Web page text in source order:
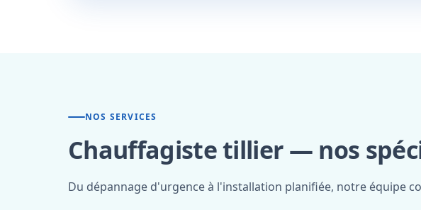
NOS SERVICES
Chauffagiste tillier — nos
Du dépannage d'urgence à l'installation planifiée, notre équipe